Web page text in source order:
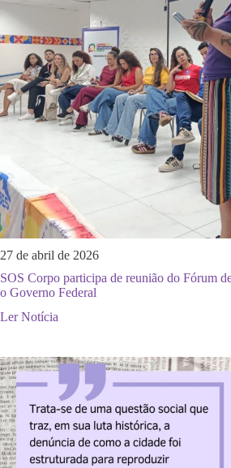
27 de abril de 2026
SOS Corpo participa de reunião do Fórum
o Governo Federal
Ler Notícia